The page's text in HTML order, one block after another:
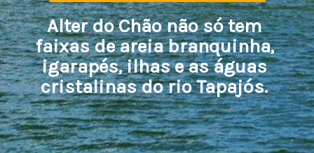
Alter do Chão não só tem
faixas de areia branquinha,
igarapés, ilhas e as águas
cristalinas do rio Tapajós.